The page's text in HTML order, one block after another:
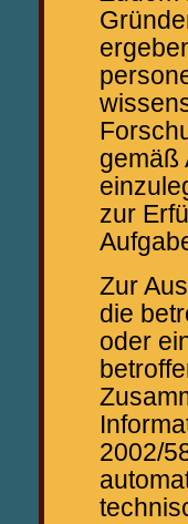
gemäß
zur
Zur
die
oder
2002/